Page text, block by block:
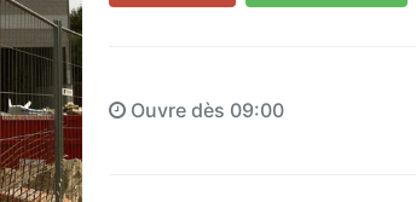
Ouvre dès 09:00